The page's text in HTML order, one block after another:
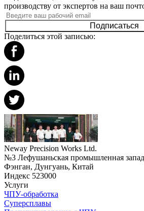
производству от экспертов на ваш
Подписаться
Поделиться этой записью:
Neway Precision Works Ltd.
№3 Лефушаньская промышленная
Фэнган, Дунгуань, Китай
Индекс 523000
Услуги
ЧПУ-обработка
Суперсплавы